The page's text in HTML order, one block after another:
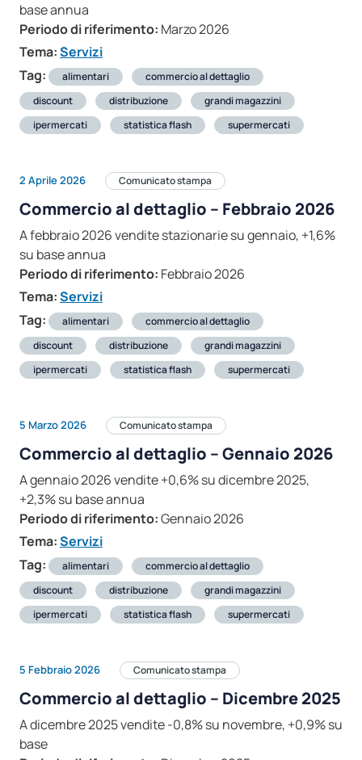
base annua
Periodo di riferimento: Marzo 2026
Tema:Servizi
Tag:
alimentari
commercio al dettaglio
discount
distribuzione
grandi magazzini
ipermercati
statistica flash supermercati
2 Aprile 2026 Comunicato stampa
Commercio al dettaglio – Febbraio 2026
A febbraio 2026 vendite stazionarie su gennaio, +1,6%
su base annua
Periodo di riferimento: Febbraio 2026
Tema:Servizi
Tag:
alimentari
commercio al dettaglio
discount
distribuzione
grandi magazzini
ipermercati
statistica flash supermercati
5 Marzo 2026 Comunicato stampa
Commercio al dettaglio – Gennaio 2026
A gennaio 2026 vendite +0,6% su dicembre 2025,
+2,3% su base annua
Periodo di riferimento:Gennaio 2026
Tema:Servizi
Tag:
alimentari
commercio al dettaglio
discount
distribuzione
grandi magazzini
ipermercati
statistica flash supermercati
5 Febbraio 2026 Comunicato stampa
Commercio al dettaglio – Dicembre 2025
A dicembre 2025 vendite -0,8% su novembre, +0,9% su
base